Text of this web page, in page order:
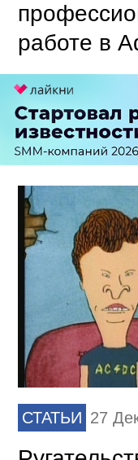
работе в
СТАТЬИ 27